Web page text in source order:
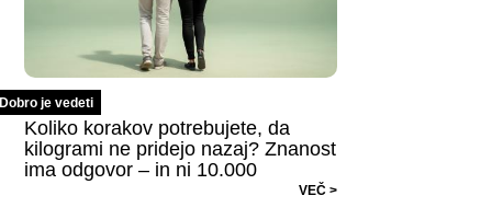
Dobro je vedeti
Koliko korakov potrebujete, da
kilogrami ne pridejo nazaj? Znanost
ima odgovor – in ni 10.000
VEČ >